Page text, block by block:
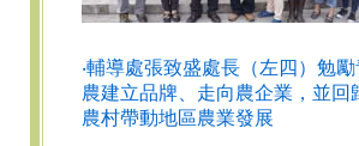
‧輔導處張致盛處長（左四）勉
農建立品牌、走向農企業，並回
農村帶動地區農業發展